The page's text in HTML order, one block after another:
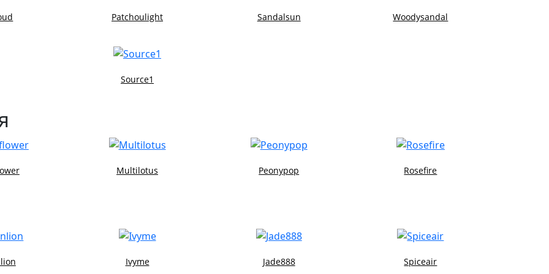
Patchoulight Sandalsun Woodysandal
Source1
Multilotus Peonypop Rosefire
Ivyme Jade888 Spiceair